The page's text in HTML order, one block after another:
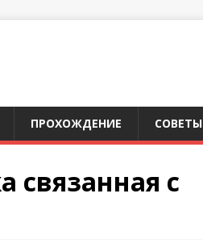
ПРОХОЖДЕНИЕ СОВЕТЫ
связанная с